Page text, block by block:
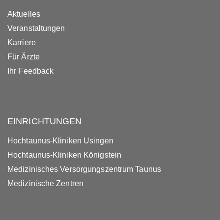
Aktuelles
Veranstaltungen
Karriere
Für Ärzte
Ihr Feedback
EINRICHTUNGEN
Hochtaunus-Kliniken Usingen
Hochtaunus-Kliniken Königstein
Medizinisches Versorgungszentrum Taunus
Medizinische Zentren